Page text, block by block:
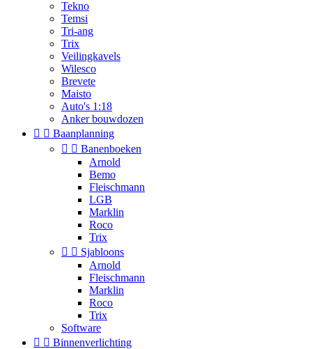
Tekno
Temsi
Tri-ang
Trix
Veilingkavels
Wilesco
Brevete
Maisto
Auto's 1:18
Anker bouwdozen
  Baanplanning
  Banenboeken
Arnold
Bemo
Fleischmann
LGB
Marklin
Roco
Trix
  Sjabloons
Arnold
Fleischmann
Marklin
Roco
Trix
Software
  Binnenverlichting